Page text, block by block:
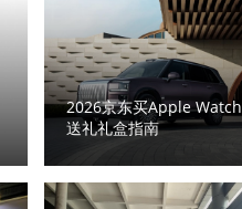
2026京东买Apple Watch
送礼礼盒指南